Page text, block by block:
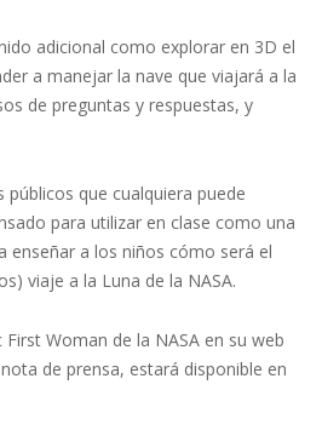
adicional como explorar en 3D el
a manejar la nave que viajará a la
de preguntas y respuestas, y
que cualquiera puede
para utilizar en clase como una
enseñar a los niños cómo será el
viaje a la Luna de la NASA.
Woman de la NASA en su web
de prensa, estará disponible en